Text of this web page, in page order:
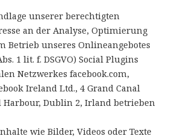
unserer berechtigten
an der Analyse, Optimierung
Betrieb unseres Onlineangebotes
1 lit. f. DSGVO) Social Plugins
Netzwerkes facebook.com,
Ireland Ltd., 4 Grand Canal
Harbour, Dublin 2, Irland betrieben
wie Bilder, Videos oder Texte